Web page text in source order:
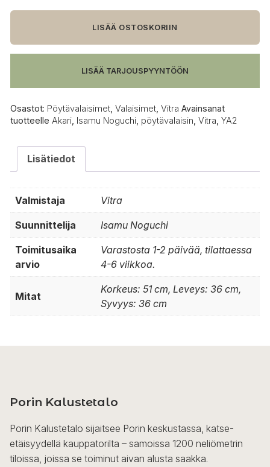
YA2
määrä
LISÄÄ OSTOSKORIIN
LISÄÄ TARJOUSPYYNTÖÖN
Osastot: Pöytävalaisimet Valaisimet Vitra Avainsanat
tuotteelle Akari Isamu Noguchi pöytävalaisin Vitra YA2
Lisätiedot
Valmistaja Vitra
Suunnittelija Isamu Noguchi
Toimitusaika
arvio
Varastosta 1-2 päivää, tilattaessa
4-6 viikkoa.
Mitat
Korkeus: 51 cm, Leveys: 36 cm,
Syvyys: 36 cm
Porin Kalustetalo
Porin Kalustetalo sijaitsee Porin keskustassa, katse-
etäisyydellä kauppatorilta – samoissa 1200 neliömetrin
tiloissa, joissa se toiminut aivan alusta saakka.